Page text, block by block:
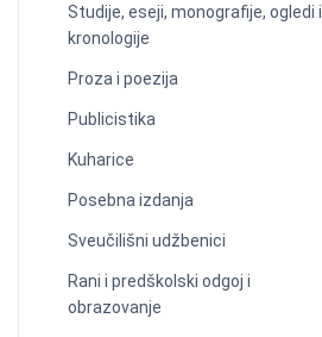
Studije, eseji, monografije, ogledi i
kronologije
Proza i poezija
Publicistika
Kuharice
Posebna izdanja
Sveučilišni udžbenici
Rani i predškolski odgoj i
obrazovanje